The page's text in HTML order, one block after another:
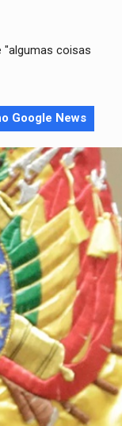
"algumas coisas
Google News